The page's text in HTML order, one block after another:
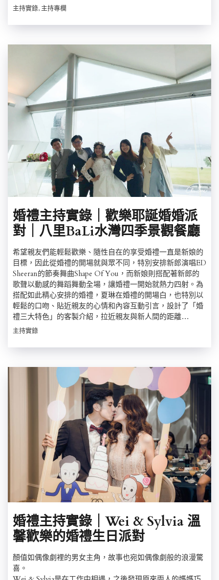
主持實錄, 主持專欄
婚禮主持實錄｜歡樂耶誕婚婚派
對｜八里BaLi水灣四季景觀餐廳
希望親友們能輕鬆歡樂、隨性自在的享受婚禮一直是新娘的
目標，因此從婚禮的開場就與眾不同，特別安排新郎演唱ED
Sheeran的節奏舞曲Shape Of You，而新娘則搭配著新郎的
歌聲以動感的舞蹈舞動全場，讓婚禮一開始就熱力四射。為
搭配如此精心安排的婚禮，夏琳在婚禮的開場白，也特別以
輕鬆的口吻、貼近親友的心情和內容互動引言，設計了「婚
禮三大特色」的客製介紹，拉近親友與新人間的距離…
主持實錄
婚禮主持實錄｜Wei & Sylvia 溫
馨歡樂的婚禮生日派對
顏值如偶像劇裡的男女主角，故事也宛如偶像劇般的浪漫驚
喜。